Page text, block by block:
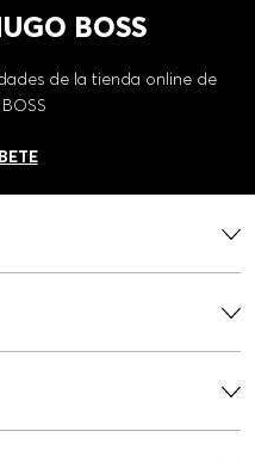
BOSS
de la tienda online de